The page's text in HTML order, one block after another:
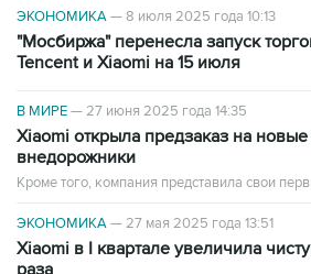
ЭКОНОМИКА—8 июля 2025 года 10:13
"Мосбиржа" перенесла запуск
Tencent и Xiaomi на 15 июля
В МИРЕ—27 июня 2025 года 14:35
Xiaomi открыла предзаказ на
внедорожники
Кроме того, компания представила свои
ЭКОНОМИКА—27 мая 2025 года 13:51
Xiaomi в I квартале увеличила
раза